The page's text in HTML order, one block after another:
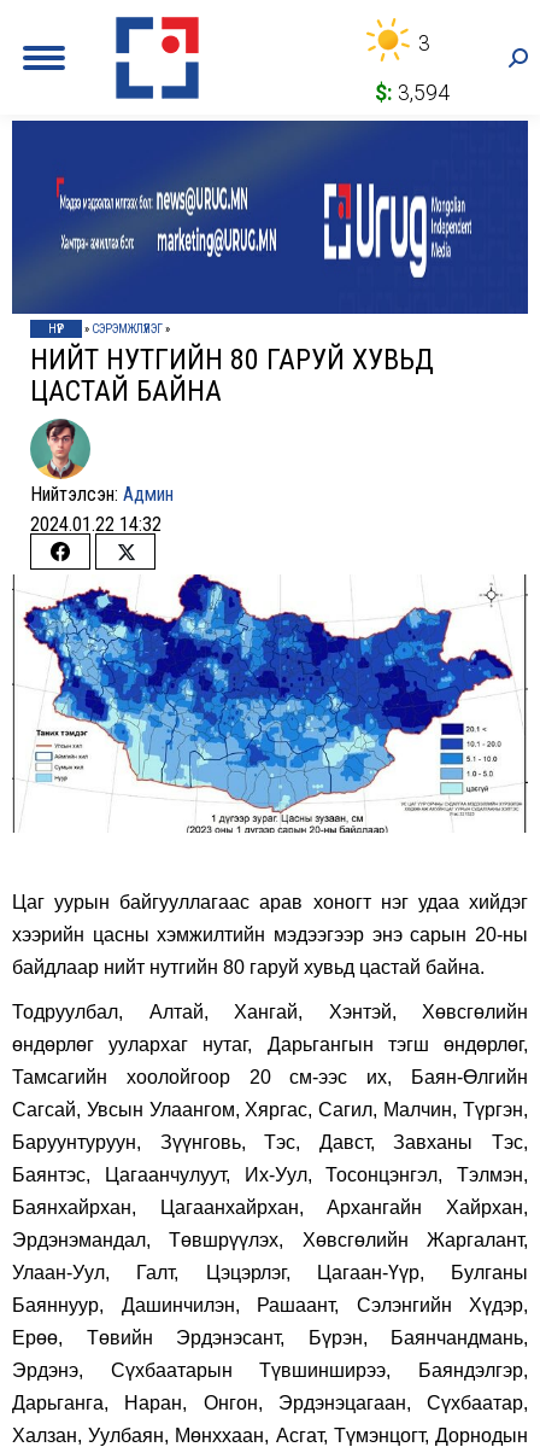
3
$: 3,594
НҮҮР » СЭРЭМЖЛҮҮЛЭГ»
НИЙТ НУТГИЙН 80 ГАРУЙ ХУВЬД
ЦАСТАЙ БАЙНА
Нийтэлсэн: Админ
2024.01.22 14:32
Share
on
Facebook
Share
on
Twitter
Цаг уурын байгууллагаас арав хоногт нэг удаа хийдэг
хээрийн цасны хэмжилтийн мэдээгээр энэ сарын 20-ны
байдлаар нийт нутгийн 80 гаруй хувьд цастай байна.
Тодруулбал, Алтай, Хангай, Хэнтэй, Хөвсгөлийн
өндөрлөг уулархаг нутаг, Дарьгангын тэгш өндөрлөг,
Тамсагийн хоолойгоор 20 см-ээс их, Баян-Өлгийн
Сагсай, Увсын Улаангом, Хяргас, Сагил, Малчин, Түргэн,
Баруунтуруун, Зүүнговь, Тэс, Давст, Завханы Тэс,
Баянтэс, Цагаанчулуут, Их-Уул, Тосонцэнгэл, Тэлмэн,
Баянхайрхан, Цагаанхайрхан, Архангайн Хайрхан,
Эрдэнэмандал, Төвшрүүлэх, Хөвсгөлийн Жаргалант,
Улаан-Уул, Галт, Цэцэрлэг, Цагаан-Үүр, Булганы
Баяннуур, Дашинчилэн, Рашаант, Сэлэнгийн Хүдэр,
Ерөө, Төвийн Эрдэнэсант, Бүрэн, Баянчандмань,
Эрдэнэ, Сүхбаатарын Түвшинширээ, Баяндэлгэр,
Дарьганга, Наран, Онгон, Эрдэнэцагаан, Сүхбаатар,
Халзан, Уулбаян, Мөнххаан, Асгат, Түмэнцогт, Дорнодын